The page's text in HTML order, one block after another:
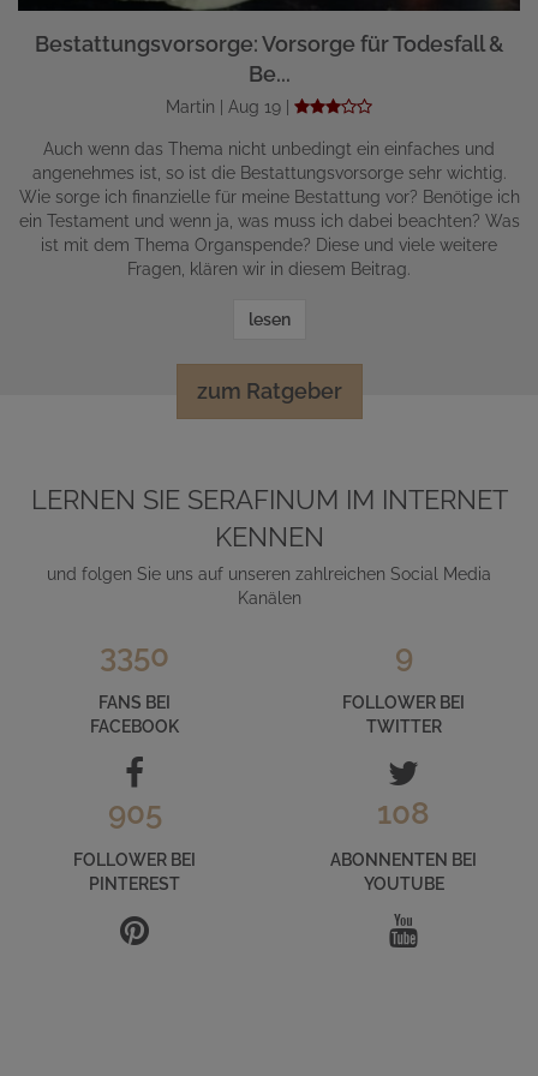
Bestattungsvorsorge: Vorsorge für Todesfall &
Be...
Martin | Aug 19 |
Auch wenn das Thema nicht unbedingt ein einfaches und
angenehmes ist, so ist die Bestattungsvorsorge sehr wichtig.
Wie sorge ich finanzielle für meine Bestattung vor? Benötige ich
ein Testament und wenn ja, was muss ich dabei beachten? Was
ist mit dem Thema Organspende? Diese und viele weitere
Fragen, klären wir in diesem Beitrag.
lesen
zum Ratgeber
LERNEN SIE SERAFINUM IM INTERNET
KENNEN
und folgen Sie uns auf unseren zahlreichen Social Media
Kanälen
3350
FANS BEI
FACEBOOK
9
FOLLOWER BEI
TWITTER
905
FOLLOWER BEI
PINTEREST
108
ABONNENTEN BEI
YOUTUBE